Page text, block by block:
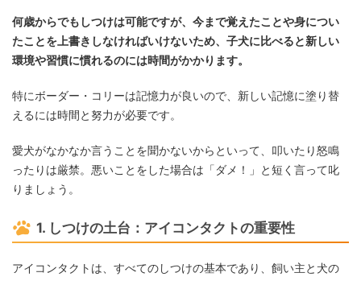
何歳からでもしつけは可能ですが、今まで覚えたことや身につい
たことを上書きしなければいけないため、子犬に比べると新しい
環境や習慣に慣れるのには時間がかかります。
特にボーダー・コリーは記憶力が良いので、新しい記憶に塗り替
えるには時間と努力が必要です。
愛犬がなかなか言うことを聞かないからといって、叩いたり怒鳴
ったりは厳禁。悪いことをした場合は「ダメ！」と短く言って叱
りましょう。
1. しつけの土台：アイコンタクトの重要性
アイコンタクトは、すべてのしつけの基本であり、飼い主と犬の